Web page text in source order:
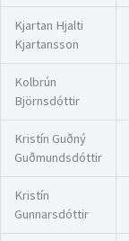
Kjartan Hjalti
Kjartansson
Kolbrún
Björnsdóttir
Kristín Guðný
Guðmundsdóttir
Kristín
Gunnarsdóttir